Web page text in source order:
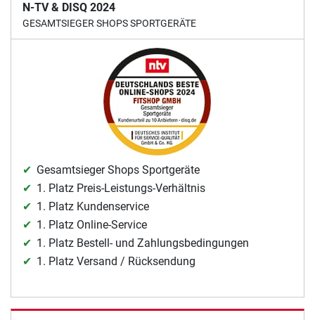
N-TV & DISQ 2024
GESAMTSIEGER SHOPS SPORTGERÄTE
Gesamtsieger Shops Sportgeräte
1. Platz Preis-Leistungs-Verhältnis
1. Platz Kundenservice
1. Platz Online-Service
1. Platz Bestell- und Zahlungsbedingungen
1. Platz Versand / Rücksendung